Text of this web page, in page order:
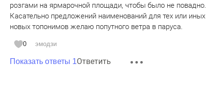
розгами на ярмарочной площади, чтобы было не повадно.
Касательно предложений наименований для тех или иных
новых топонимов желаю попутного ветра в паруса.
0 эмодзи
Показать ответы 1Ответить